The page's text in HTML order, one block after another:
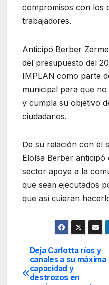
compromisos con los
trabajadores.
Anticipó Berber
del presupuesto del
IMPLAN como parte
municipal para que
y cumpla su objetivo
ciudadanos.
De su relación con el
Eloísa Berber anticipó
sector apoye a la
que sean ejecutados
que así quieran
Navegación
de
Deja Carlotta ríos y
canales a su máxima
capacidad y
destrozos en